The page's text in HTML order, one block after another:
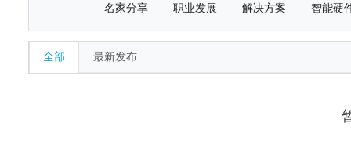
名家分享 职业发展 解决方案 智能硬
全部 最新发布